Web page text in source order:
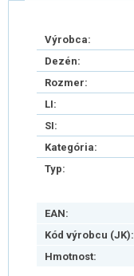
Výrobca:
Dezén:
Rozmer:
LI:
SI:
Kategória:
Typ:
EAN:
Kód výrobcu (JK):
Hmotnost: